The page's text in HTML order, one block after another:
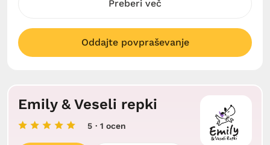
Preberi več
Oddajte povpraševanje
Emily & Veseli repki
5 · 1 ocen